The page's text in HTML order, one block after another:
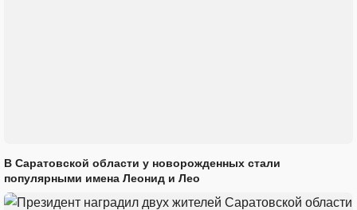
В Саратовской области у новорожденных стали
популярными имена Леонид и Лео